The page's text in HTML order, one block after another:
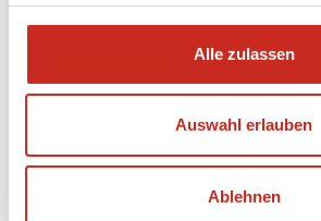
Alle zulassen
Auswahl erlauben
Ablehnen
meisten gebucht. Möchten Sie
erfahren? Rufen Sie +49
senden Sie eine E-Mail an
Japan, Südkorea, China, Taiwan,